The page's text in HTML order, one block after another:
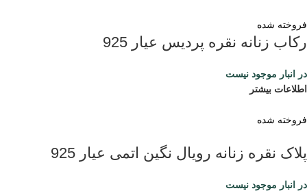
فروخته شده
رکاب زنانه نقره پردیس عیار 925
در انبار موجود نیست
اطلاعات بیشتر
فروخته شده
پلاک نقره زنانه رویال نگین اتمی عیار 925
در انبار موجود نیست